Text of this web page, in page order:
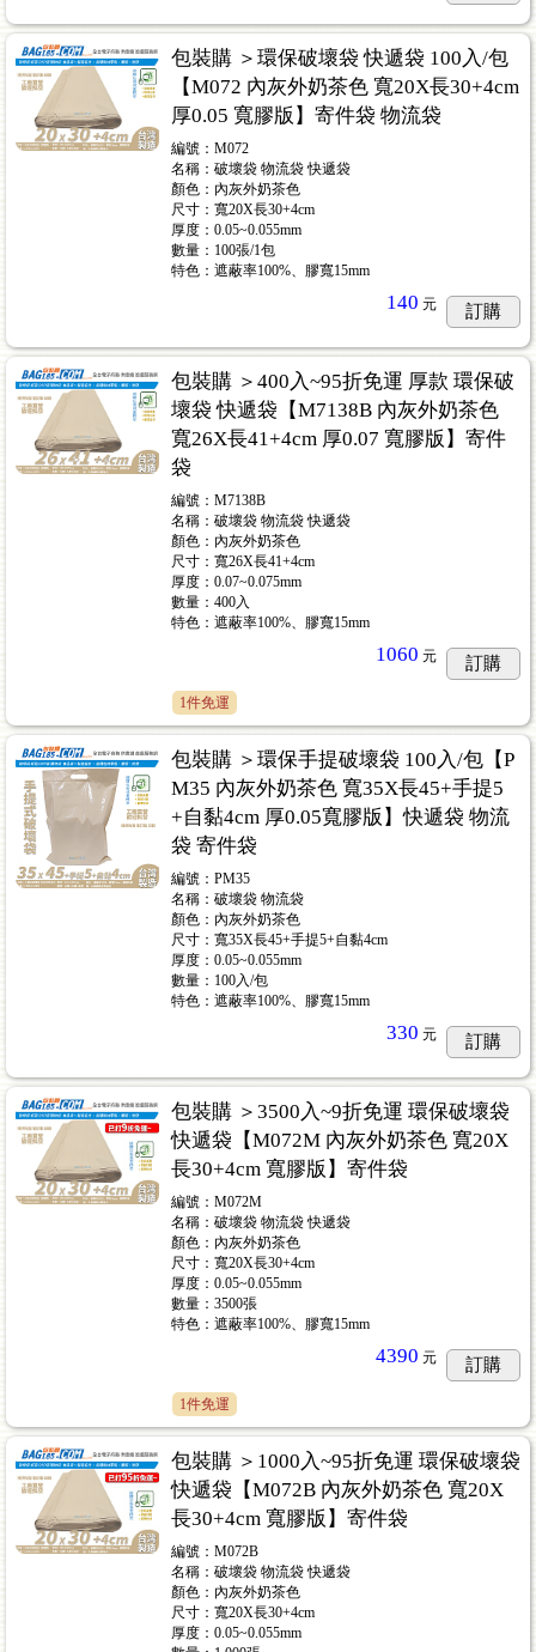
包裝購 ＞環保破壞袋 快遞袋 100入/包
【M072 內灰外奶茶色 寬20X長30+4cm
厚0.05 寬膠版】寄件袋 物流袋
編號：M072
名稱：破壞袋 物流袋 快遞袋
顏色：內灰外奶茶色
尺寸：寬20X長30+4cm
厚度：0.05~0.055mm
數量：100張/1包
特色：遮蔽率100%、膠寬15mm
140 元 訂購
包裝購 ＞400入~95折免運 厚款 環保破
壞袋 快遞袋【M7138B 內灰外奶茶色
寬26X長41+4cm 厚0.07 寬膠版】寄件
袋
編號：M7138B
名稱：破壞袋 物流袋 快遞袋
顏色：內灰外奶茶色
尺寸：寬26X長41+4cm
厚度：0.07~0.075mm
數量：400入
特色：遮蔽率100%、膠寬15mm
1060 元 訂購
1件免運
包裝購 ＞環保手提破壞袋 100入/包【P
M35 內灰外奶茶色 寬35X長45+手提5
+自黏4cm 厚0.05寬膠版】快遞袋 物流
袋 寄件袋
編號：PM35
名稱：破壞袋 物流袋
顏色：內灰外奶茶色
尺寸：寬35X長45+手提5+自黏4cm
厚度：0.05~0.055mm
數量：100入/包
特色：遮蔽率100%、膠寬15mm
330 元 訂購
包裝購 ＞3500入~9折免運 環保破壞袋
快遞袋【M072M 內灰外奶茶色 寬20X
長30+4cm 寬膠版】寄件袋
編號：M072M
名稱：破壞袋 物流袋 快遞袋
顏色：內灰外奶茶色
尺寸：寬20X長30+4cm
厚度：0.05~0.055mm
數量：3500張
特色：遮蔽率100%、膠寬15mm
4390 元 訂購
1件免運
包裝購 ＞1000入~95折免運 環保破壞袋
快遞袋【M072B 內灰外奶茶色 寬20X
長30+4cm 寬膠版】寄件袋
編號：M072B
名稱：破壞袋 物流袋 快遞袋
顏色：內灰外奶茶色
尺寸：寬20X長30+4cm
厚度：0.05~0.055mm